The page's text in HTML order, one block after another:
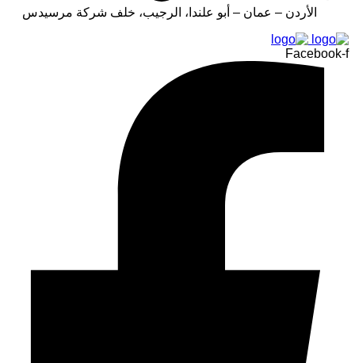
الأردن – عمان – أبو علندا، الرجيب، خلف شركة مرسيدس
Facebook-f